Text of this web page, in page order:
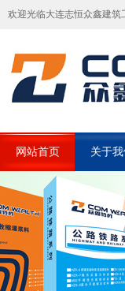
欢迎光临大连志恒众鑫建筑
网站首页 关于我